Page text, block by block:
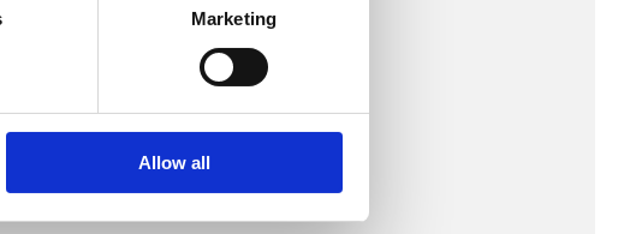
Marketing
Allow all